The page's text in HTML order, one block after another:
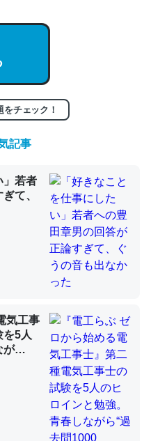
伏線」は回収されないけ
。進化すればするほど分
（１） - conceptualization
知らんかった。調べたら
の600分の1程度。
問題＝「昆虫はなぜ海にいな
チェック！
記事
」若者
て、
気工事
を5人
が
CBT